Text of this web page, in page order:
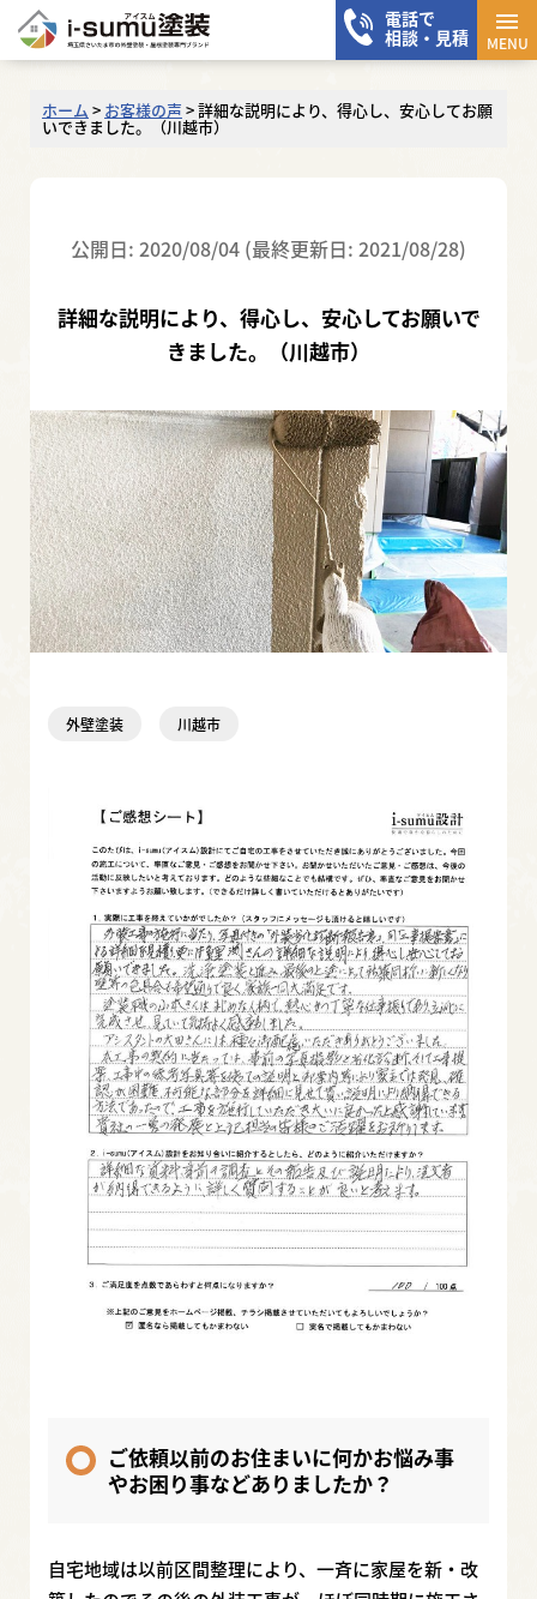
電話で
相談・見積
メ
MENU
ホーム > お客様の声 >詳細な説明により、得心し、安心してお願
いできました。（川越市）
公開日: 2020/08/04 (最終更新日: 2021/08/28)
詳細な説明により、得心し、安心してお願いで
きました。（川越市）
外壁塗装 川越市
ご依頼以前のお住まいに何かお悩み事
やお困り事などありましたか？
自宅地域は以前区間整理により、一斉に家屋を新・改